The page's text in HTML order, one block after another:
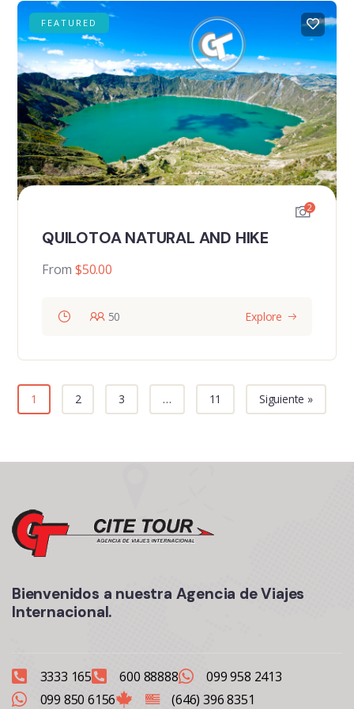
FEATURED
2
QUILOTOA NATURAL AND HIKE
From $50.00
50 Explore
1 2 3 … 11 Siguiente »
Bienvenidos a nuestra Agencia de Viajes
Internacional.
3333 165 600 88888
099 958 2413
099 850 6156
(646) 396 8351